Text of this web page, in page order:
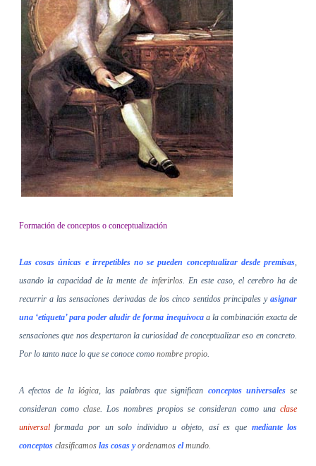
Formación de conceptos o conceptualización
Las cosas únicas e irrepetibles no se pueden conceptualizar desde premisas,
usando la capacidad de la mente de inferirlos. En este caso, el cerebro ha de
recurrir a las sensaciones derivadas de los cinco sentidos principales yasignar
una ‘etiqueta’ para poder aludir de forma inequívocaa la combinación exacta de
sensaciones que nos despertaron la curiosidad de conceptualizar eso en concreto.
Por lo tanto nace lo que se conoce como nombre propio.
A efectos de lalógica, las palabras que significan conceptos universalesse
consideran como clase. Los nombres propios se consideran como unaclase
universalformada por un solo individuo u objeto, así es que mediante los
conceptos clasificamos las cosas y ordenamos elmundo.